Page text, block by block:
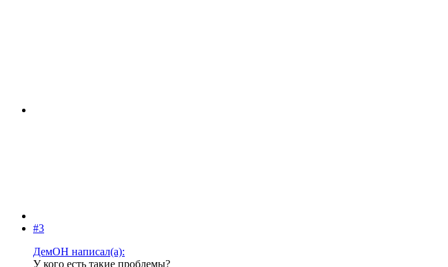
#3
ДемОН написал(а):
У кого есть такие проблемы?